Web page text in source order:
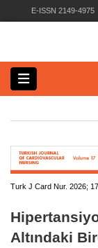
E-ISSN 2149-4975
Turk J Card Nur. 2026;
Altındaki